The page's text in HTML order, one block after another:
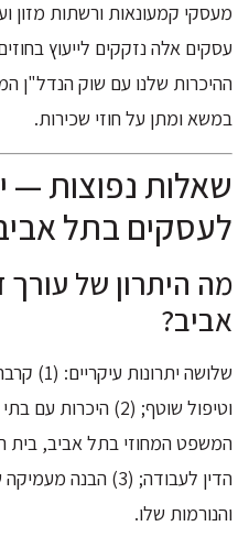
מעסקי קמעונאות ורשתות מזון
עסקים אלה נזקקים לייעוץ
ההיכרות שלנו עם שוק הנדל"ן
במשא ומתן על חוזי שכירות.
שאלות נפוצות —
לעסקים בתל
מה היתרון של עורך
אביב?
שלושה
וטיפול שוטף; (2)
המשפט המחוזי בתל אביב, בית
הדין לעבודה; (3)
והנורמות שלו.